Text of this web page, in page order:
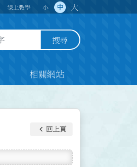
線上教學 小 中 大
搜尋
相關網站
keyboard_arrow_left 回上頁